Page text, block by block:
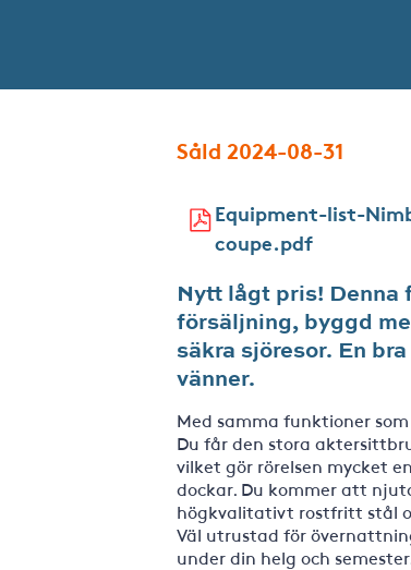
Såld 2024-08-31
Equipment-list-
coupe.pdf
Nytt lågt pris! Denna
försäljning, byggd
säkra sjöresor. En
vänner.
Med samma funktioner
Du får den stora
vilket gör rörelsen mycket
dockar. Du kommer att
högkvalitativt rostfritt stål
Väl utrustad för
under din helg och